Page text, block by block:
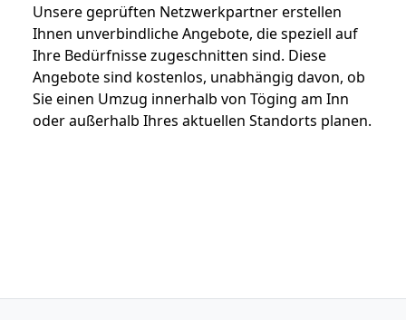
Unsere geprüften Netzwerkpartner erstellen
Ihnen unverbindliche Angebote, die speziell auf
Ihre Bedürfnisse zugeschnitten sind. Diese
Angebote sind kostenlos, unabhängig davon, ob
Sie einen Umzug innerhalb von Töging am Inn
oder außerhalb Ihres aktuellen Standorts planen.